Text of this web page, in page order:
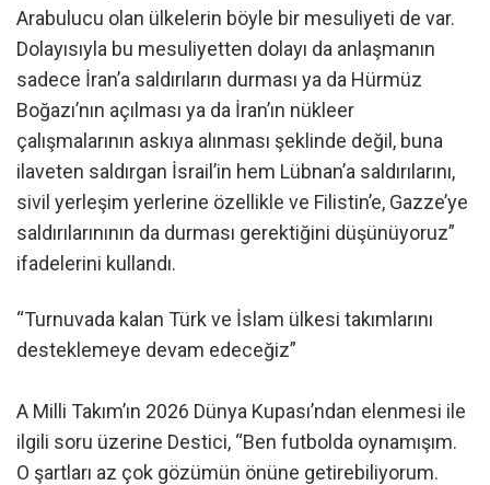
Arabulucu olan ülkelerin böyle bir mesuliyeti de var.
Dolayısıyla bu mesuliyetten dolayı da anlaşmanın
sadece İran’a saldırıların durması ya da Hürmüz
Boğazı’nın açılması ya da İran’ın nükleer
çalışmalarının askıya alınması şeklinde değil, buna
ilaveten saldırgan İsrail’in hem Lübnan’a saldırılarını,
sivil yerleşim yerlerine özellikle ve Filistin’e, Gazze’ye
saldırılarınının da durması gerektiğini düşünüyoruz”
ifadelerini kullandı.
“Turnuvada kalan Türk ve İslam ülkesi takımlarını
desteklemeye devam edeceğiz”
A Milli Takım’ın 2026 Dünya Kupası’ndan elenmesi ile
ilgili soru üzerine Destici, “Ben futbolda oynamışım.
O şartları az çok gözümün önüne getirebiliyorum.